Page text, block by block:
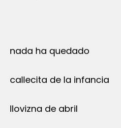
nada ha quedado
callecita de la infancia
llovizna de abril